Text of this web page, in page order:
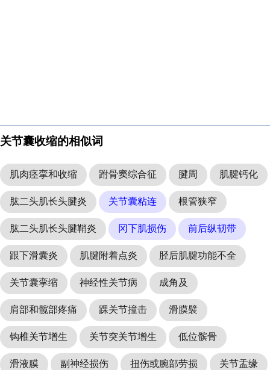
关节囊收缩的相似词
肌肉痉挛和收缩 跗骨窦综合征 腱周 肌腱钙化
肱二头肌长头腱炎 关节囊粘连 根管狭窄
肱二头肌长头腱鞘炎 冈下肌损伤 前后纵韧带
跟下滑囊炎 肌腱附着点炎 胫后肌腱功能不全
关节囊挛缩 神经性关节病 成角及
肩部和髋部疼痛 踝关节撞击 滑膜襞
钩椎关节增生 关节突关节增生 低位髌骨
滑液膜 副神经损伤 扭伤或腕部劳损 关节盂缘